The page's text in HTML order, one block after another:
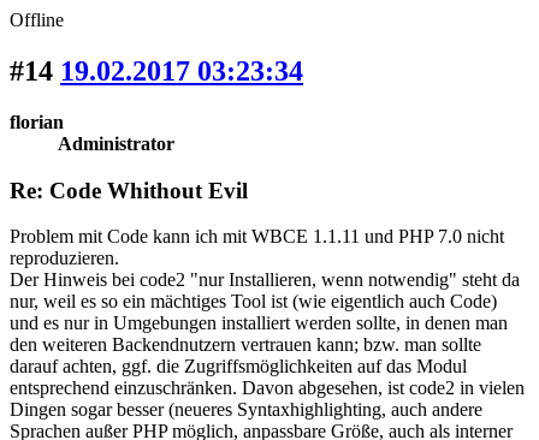
Offline
#14 19.02.2017 03:23:34
florian
Administrator
Re: Code Whithout Evil
Problem mit Code kann ich mit WBCE 1.1.11 und PHP 7.0 nicht
reproduzieren.
Der Hinweis bei code2 "nur Installieren, wenn notwendig" steht da
nur, weil es so ein mächtiges Tool ist (wie eigentlich auch Code)
und es nur in Umgebungen installiert werden sollte, in denen man
den weiteren Backendnutzern vertrauen kann; bzw. man sollte
darauf achten, ggf. die Zugriffsmöglichkeiten auf das Modul
entsprechend einzuschränken. Davon abgesehen, ist code2 in vielen
Dingen sogar besser (neueres Syntaxhighlighting, auch andere
Sprachen außer PHP möglich, anpassbare Größe, auch als interner